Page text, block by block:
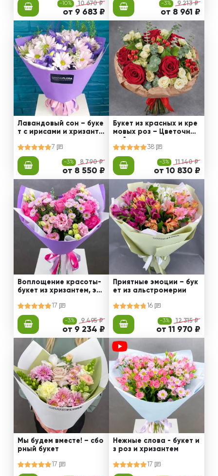
-10% 10 670 ₽
от 9 683 ₽
-3% 9 213 ₽
от 8 961 ₽
Лавандовый сон – буке
т с ирисами и хризанте
7
-3% 8 790 ₽
от 8 550 ₽
Букет из красных и кре
мовых роз – Цветочный
38
-3% 11 140 ₽
от 10 830 ₽
Воплощение красоты-
букет из хризантем, эус
17
-3% 9 495 ₽
от 9 234 ₽
Приятные эмоции – бук
ет из альстромерии
16
-3% 12 315 ₽
от 11 970 ₽
Мы будем вместе! – сбо
рный букет
17
Нежные слова - букет и
з роз и хризантем
17